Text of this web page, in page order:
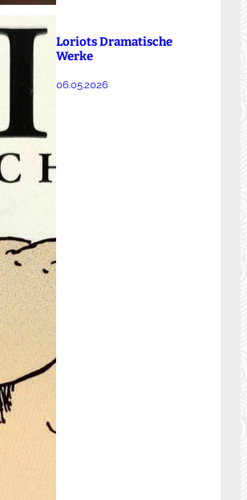
Loriots Dramatische
Werke
06.05.2026